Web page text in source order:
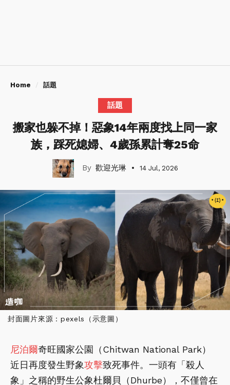
Home 話題
話題
搬家也躲不掉！惡象14年兩度找上同一家
族，踩死媳婦、4歲孫累計奪25命
歡迎光琳 14 Jul, 2026
封面圖片來源：pexels（示意圖）
尼泊爾奇旺國家公園（Chitwan National Park）
近日再度發生野象攻擊致死事件。一頭有「殺人
象」之稱的野生公象杜爾貝（Dhurbe），不僅曾在